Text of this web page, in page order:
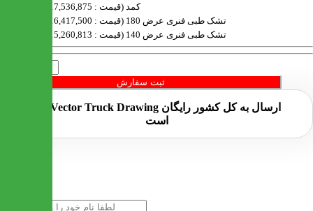
کمد (قیمت : 17,536,875 تومان)
تشک طبی فنری عرض 180 (قیمت : 16,417,500 تومان)
تشک طبی فنری عرض 140 (قیمت : 15,260,813 تومان)
ثبت سفارش
ارسال به کل کشور رایگان
است